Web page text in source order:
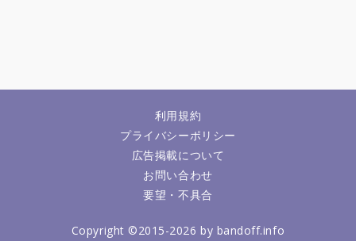
利用規約
プライバシーポリシー
広告掲載について
お問い合わせ
要望・不具合
Copyright ©2015-2026 by bandoff.info